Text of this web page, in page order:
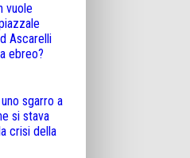
vuole
Ascarelli
ebreo?
sgarro a
si stava
crisi della